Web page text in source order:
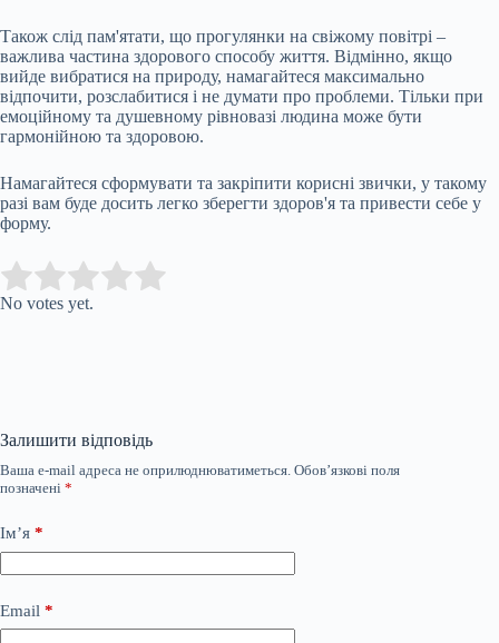
Також слід пам'ятати, що прогулянки на свіжому повітрі –
важлива частина здорового способу життя. Відмінно, якщо
вийде вибратися на природу, намагайтеся максимально
відпочити, розслабитися і не думати про проблеми. Тільки при
емоційному та душевному рівновазі людина може бути
гармонійною та здоровою.
Намагайтеся сформувати та закріпити корисні звички, у такому
разі вам буде досить легко зберегти здоров'я та привести себе у
форму.
Rate this item:
No votes yet.
Залишити відповідь
Ваша e-mail адреса не оприлюднюватиметься. Обов’язкові поля
позначені *
Ім’я *
Email *